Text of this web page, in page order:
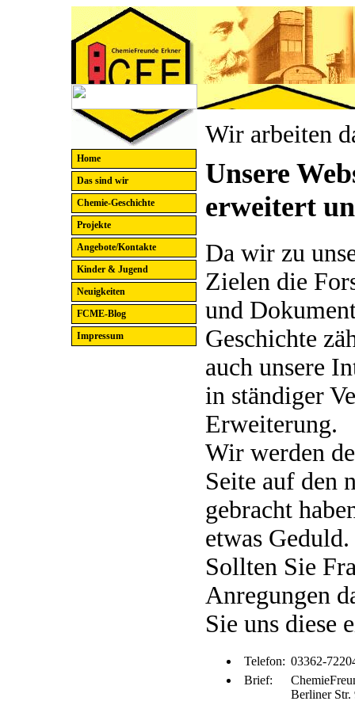
Wir arbeiten
Home
Das sind wir
Chemie-Geschichte
Projekte
Angebote/Kontakte
Kinder & Jugend
Neuigkeiten
FCME-Blog
Impressum
Unsere
erweitert
Da wir zu
Zielen die
und
Geschichte
auch unsere
in ständiger
Erwei­terung.
Wir werden
Seite auf den
gebracht
etwas Geduld.
Sollten Sie
Anregungen
Sie uns diese
Telefon: 03362-
Brief:
Berliner Str.